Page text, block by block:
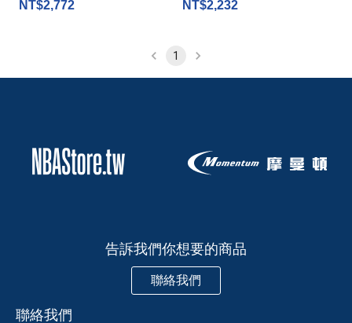
NT$2,772
NT$2,232
1
告訴我們你想要的商品
聯絡我們
聯絡我們